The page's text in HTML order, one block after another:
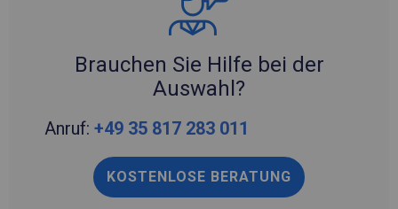
Brauchen Sie Hilfe bei der
Auswahl?
Anruf: +49 35 817 283 011
KOSTENLOSE BERATUNG